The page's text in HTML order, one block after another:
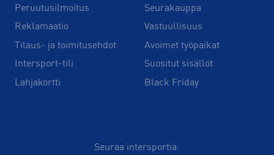
Peruutusilmoitus
Reklamaatio
Tilaus- ja toimitusehdot
Intersport-tili
Lahjakortti
Seurakauppa
Vastuullisuus
Avoimet työpaikat
Suositut sisällöt
Black Friday
Seuraa intersportia: